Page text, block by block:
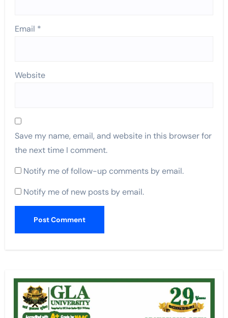
Email *
Website
Save my name, email, and website in this browser for
the next time I comment.
Notify me of follow-up comments by email.
Notify me of new posts by email.